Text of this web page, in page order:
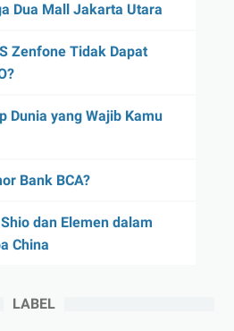
Dua Mall Jakarta Utara
Zenfone Tidak Dapat
Dunia yang Wajib Kamu
Bank BCA?
dan Elemen dalam
China
LABEL